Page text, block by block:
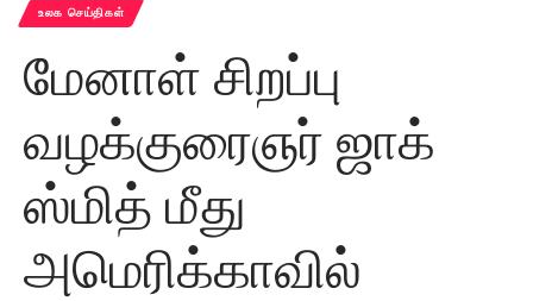
உலக செய்திகள்
மேனாள் சிறப்பு
வழக்குரைஞர் ஜாக்
ஸ்மித் மீது
அமெரிக்காவில்